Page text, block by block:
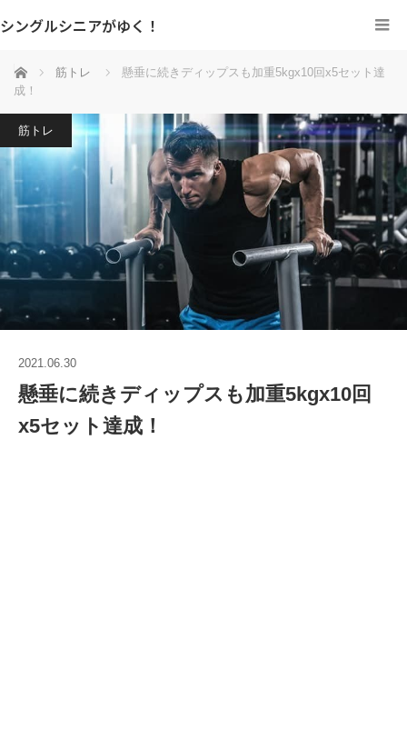
シングルシニアがゆく！
ホーム 筋トレ
懸垂に続きディップスも加重5kgx10回x5セット達
成！
筋トレ
2021.06.30
懸垂に続きディップスも加重5kgx10回
x5セット達成！